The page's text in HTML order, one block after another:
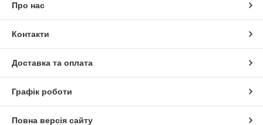
Про нас
Контакти
Доставка та оплата
Графік роботи
Повна версія сайту